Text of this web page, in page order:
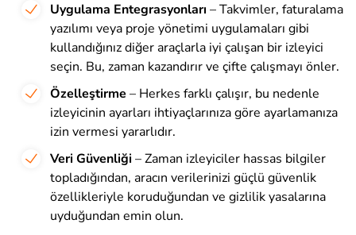
Uygulama Entegrasyonları – Takvimler, faturalama
yazılımı veya proje yönetimi uygulamaları gibi
kullandığınız diğer araçlarla iyi çalışan bir izleyici
seçin. Bu, zaman kazandırır ve çifte çalışmayı önler.
Özelleştirme – Herkes farklı çalışır, bu nedenle
izleyicinin ayarları ihtiyaçlarınıza göre ayarlamanıza
izin vermesi yararlıdır.
Veri Güvenliği – Zaman izleyiciler hassas bilgiler
topladığından, aracın verilerinizi güçlü güvenlik
özellikleriyle koruduğundan ve gizlilik yasalarına
uyduğundan emin olun.